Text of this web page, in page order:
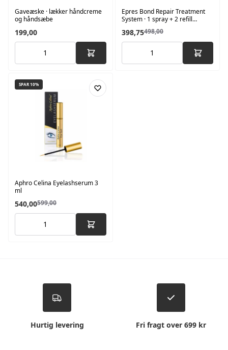
Gaveæske · lækker håndcreme
og håndsæbe
199,00
Epres Bond Repair Treatment
System · 1 spray + 2 refill
398,75498,00
SPAR 10%
Aphro Celina Eyelashserum 3
ml
540,00599,00
Hurtig levering Fri fragt over 699 kr